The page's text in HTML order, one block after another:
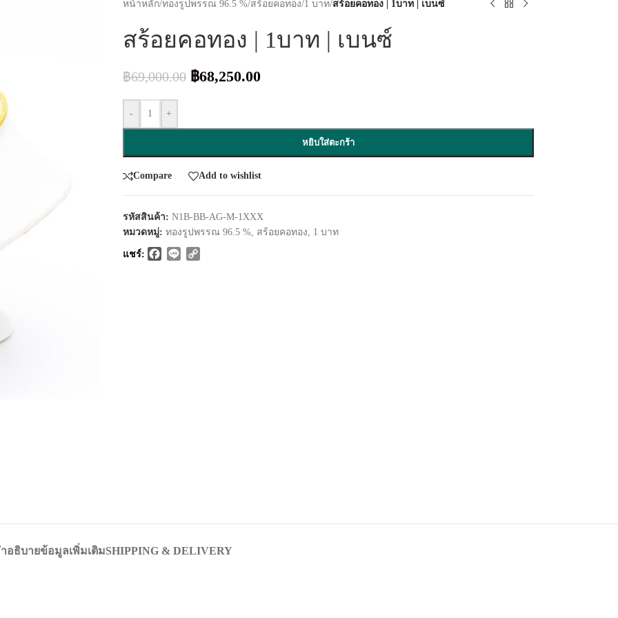
หน้าหลัก/ทองรูปพรรณ 96.5 %/สร้อยคอทอง/1 บาท/สร้อยคอทอง | 1บาท | เบนซ์
สร้อยคอทอง | 1บาท | เบนซ์
฿69,000.00 ฿68,250.00
- +
หยิบใส่ตะกร้า
Compare Add to wishlist
รหัสสินค้า: N1B-BB-AG-M-1XXX
หมวดหมู่: ทองรูปพรรณ 96.5 % สร้อยคอทอง 1 บาท
แชร์: Facebook
Line
อธิบายข้อมูลเพิ่มเติมSHIPPING & DELIVERY